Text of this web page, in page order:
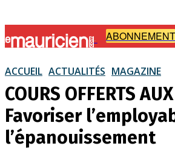
- ABONNEMENT
ACCUEIL ACTUALITÉS MAGAZINE
COURS OFFERTS
Favoriser
l’épanouissement